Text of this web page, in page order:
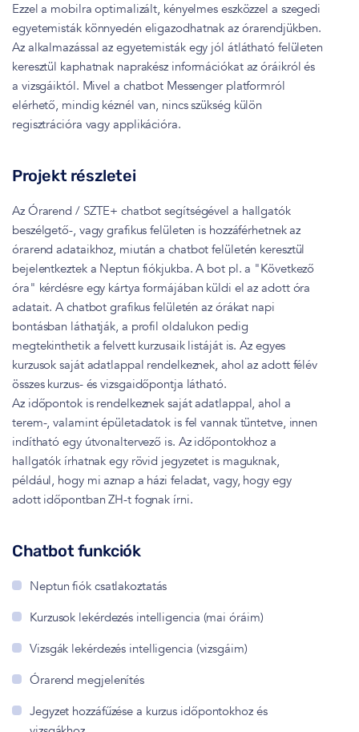
Ezzel a mobilra optimalizált, kényelmes eszközzel a szegedi
egyetemisták könnyedén eligazodhatnak az órarendjükben.
Az alkalmazással az egyetemisták egy jól átlátható felületen
keresztül kaphatnak naprakész információkat az óráikról és
a vizsgáiktól. Mivel a chatbot Messenger platformról
elérhető, mindig kéznél van, nincs szükség külön
regisztrációra vagy applikációra.
Projekt részletei
Az Órarend / SZTE+ chatbot segítségével a hallgatók
beszélgető-, vagy grafikus felületen is hozzáférhetnek az
órarend adataikhoz, miután a chatbot felületén keresztül
bejelentkeztek a Neptun fiókjukba. A bot pl. a "Következő
óra" kérdésre egy kártya formájában küldi el az adott óra
adatait. A chatbot grafikus felületén az órákat napi
bontásban láthatják, a profil oldalukon pedig
megtekinthetik a felvett kurzusaik listáját is. Az egyes
kurzusok saját adatlappal rendelkeznek, ahol az adott félév
összes kurzus- és vizsgaidőpontja látható.
Az időpontok is rendelkeznek saját adatlappal, ahol a
terem-, valamint épületadatok is fel vannak tüntetve, innen
indítható egy útvonaltervező is. Az időpontokhoz a
hallgatók írhatnak egy rövid jegyzetet is maguknak,
például, hogy mi aznap a házi feladat, vagy, hogy egy
adott időpontban ZH-t fognak írni.
Chatbot funkciók
Neptun fiók csatlakoztatás
Kurzusok lekérdezés intelligencia (mai óráim)
Vizsgák lekérdezés intelligencia (vizsgáim)
Órarend megjelenítés
Jegyzet hozzáfűzése a kurzus időpontokhoz és